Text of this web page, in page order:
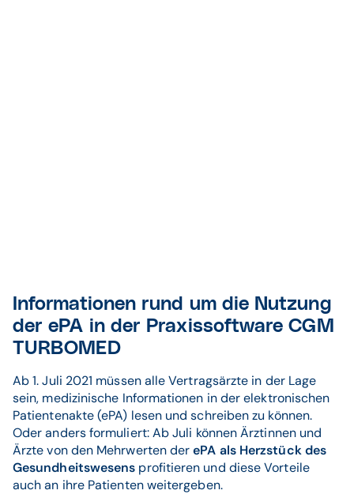
Informationen rund um die Nutzung
der ePA in der Praxissoftware CGM
TURBOMED
Ab 1. Juli 2021 müssen alle Vertragsärzte in der Lage
sein, medizinische Informationen in der elektronischen
Patientenakte (ePA) lesen und schreiben zu können.
Oder anders formuliert: Ab Juli können Ärztinnen und
Ärzte von den Mehrwerten derePA als Herzstück des
Gesundheitswesens profitieren und diese Vorteile
auch an ihre Patienten weitergeben.